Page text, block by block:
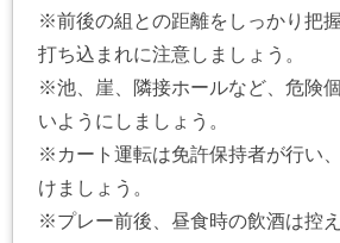
※前後の組との距離をしっかり把
打ち込まれに注意しましょう。
※池、崖、隣接ホールなど、危険
いようにしましょう。
※カート運転は免許保持者が行い
けましょう。
※プレー前後、昼食時の飲酒は控え